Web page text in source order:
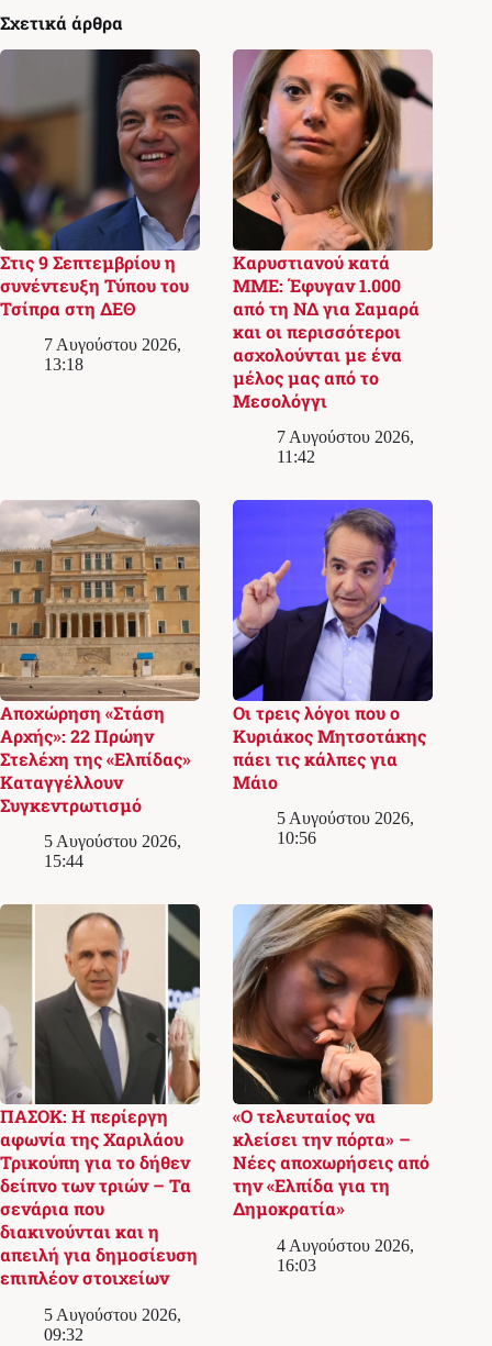
Σχετικά άρθρα
Στις 9 Σεπτεμβρίου η
συνέντευξη Τύπου του
Τσίπρα στη ΔΕΘ
7 Αυγούστου 2026,
13:18
Καρυστιανού κατά
ΜΜΕ: Έφυγαν 1.000
από τη ΝΔ για Σαμαρά
και οι περισσότεροι
ασχολούνται με ένα
μέλος μας από το
Μεσολόγγι
7 Αυγούστου 2026,
11:42
Αποχώρηση «Στάση
Αρχής»: 22 Πρώην
Στελέχη της «Ελπίδας»
Καταγγέλλουν
Συγκεντρωτισμό
5 Αυγούστου 2026,
15:44
Οι τρεις λόγοι που ο
Κυριάκος Μητσοτάκης
πάει τις κάλπες για
Μάιο
5 Αυγούστου 2026,
10:56
ΠΑΣΟΚ: Η περίεργη
αφωνία της Χαριλάου
Τρικούπη για το δήθεν
δείπνο των τριών – Τα
σενάρια που
διακινούνται και η
απειλή για δημοσίευση
επιπλέον στοιχείων
5 Αυγούστου 2026,
09:32
«Ο τελευταίος να
κλείσει την πόρτα» –
Νέες αποχωρήσεις από
την «Ελπίδα για τη
Δημοκρατία»
4 Αυγούστου 2026,
16:03